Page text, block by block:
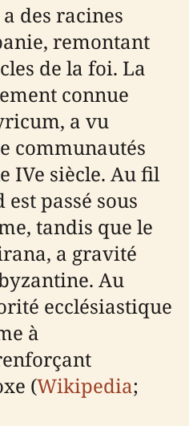
des racines
remontant
de la foi. La
connue
a vu
communautés
IVe siècle. Au fil
passé sous
tandis que le
a gravité
Au
ecclésiastique
à
(Wikipedia;